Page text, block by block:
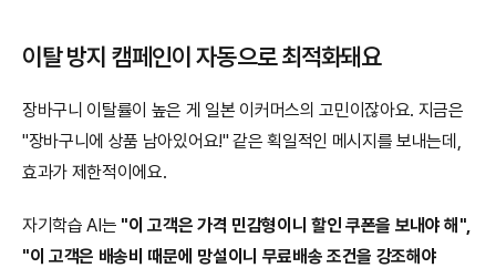
이탈 방지 캠페인이 자동으로 최적화돼요
장바구니 이탈률이 높은 게 일본 이커머스의 고민이잖아요. 지금은
"장바구니에 상품 남아있어요!" 같은 획일적인 메시지를 보내는데,
효과가 제한적이에요.
자기학습 AI는 "이 고객은 가격 민감형이니 할인 쿠폰을 보내야 해",
"이 고객은 배송비 때문에 망설이니 무료배송 조건을 강조해야